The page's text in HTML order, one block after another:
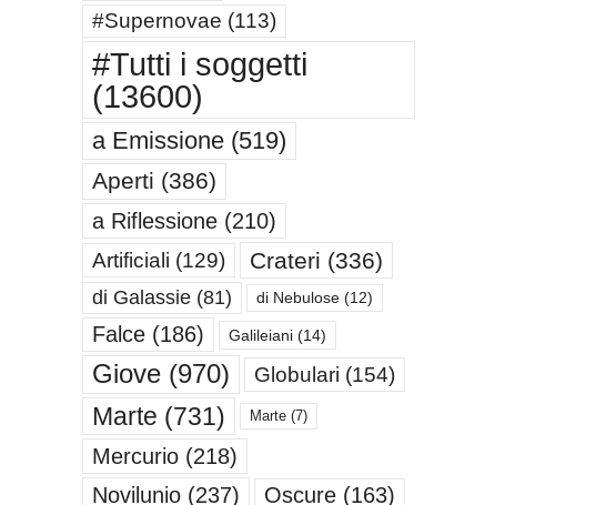
#Supernovae (113)
#Tutti i soggetti
(13600)
a Emissione(519)
Aperti (386)
a Riflessione(210)
Artificiali (129) Crateri (336)
di Galassie(81) di Nebulose(12)
Falce(186) Galileiani(14)
Giove(970) Globulari (154)
Marte (731) Marte(7)
Mercurio(218)
Novilunio(237) Oscure(163)